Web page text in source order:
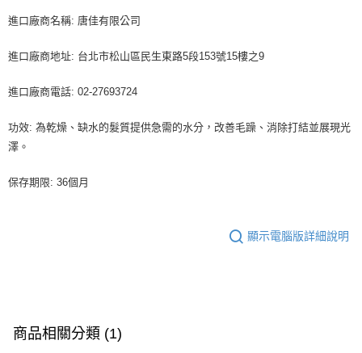
進口廠商名稱: 唐佳有限公司
進口廠商地址: 台北市松山區民生東路5段153號15樓之9
進口廠商電話: 02-27693724
功效: 為乾燥、缺水的髮質提供急需的水分，改善毛躁、消除打結並展現光
澤。
保存期限: 36個月
顯示電腦版詳細說明
商品相關分類 (1)